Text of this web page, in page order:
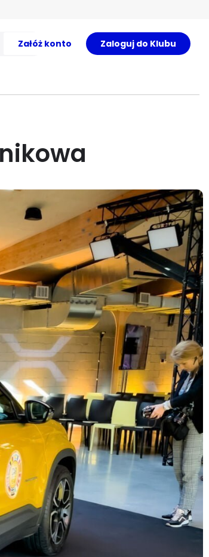
Załóż konto Zaloguj do Klubu